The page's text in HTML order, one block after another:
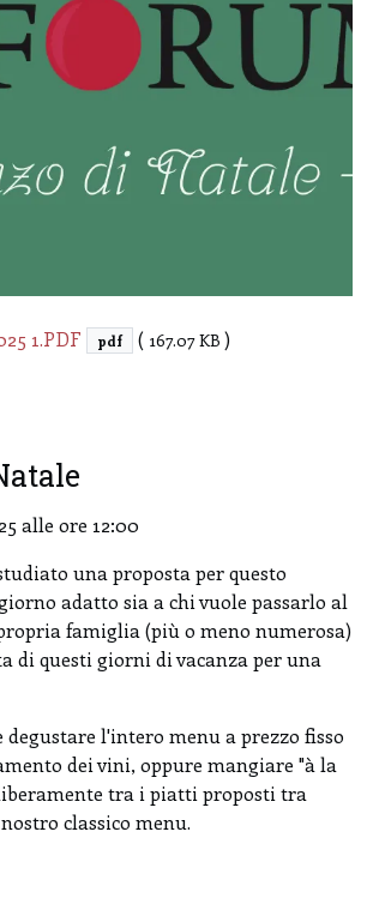
1.PDF pdf ( 167.07 KB )
alle ore 12:00
una proposta per questo
adatto sia a chi vuole passarlo al
famiglia (più o meno numerosa)
di questi giorni di vacanza per una
degustare l'intero menu a prezzo fisso
dei vini, oppure mangiare "à la
tra i piatti proposti tra
classico menu.